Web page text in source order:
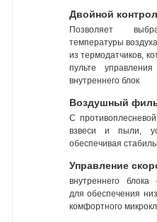
Двойной
Позволяет
температуры
из термодатчиков,
пульте
внутреннего блок
Воздушный
С
взвеси и пыли,
обеспечивая
Управление
внутреннего блока
для обеспечения
комфортного